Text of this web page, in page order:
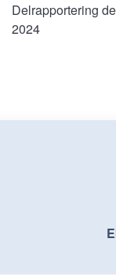
Delrapportering
2024